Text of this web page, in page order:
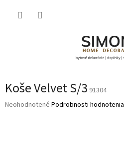
Koše Velvet S/3 91304
Priemerné
Neohodnotené Podrobnosti hodnotenia